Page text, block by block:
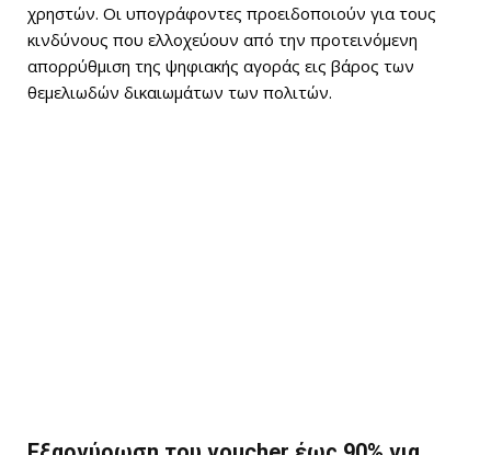
χρηστών. Οι υπογράφοντες προειδοποιούν για τους
κινδύνους που ελλοχεύουν από την προτεινόμενη
απορρύθμιση της ψηφιακής αγοράς εις βάρος των
θεμελιωδών δικαιωμάτων των πολιτών.